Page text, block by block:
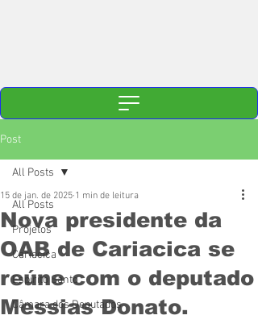
Post
All Posts
Projetos
Cariacica
Espírito Santo
Câmara dos Deputados
All Posts
Nova presidente da
OAB de Cariacica se
reúne com o deputado
Messias Donato.
15 de jan. de 2025 1 min de leitura